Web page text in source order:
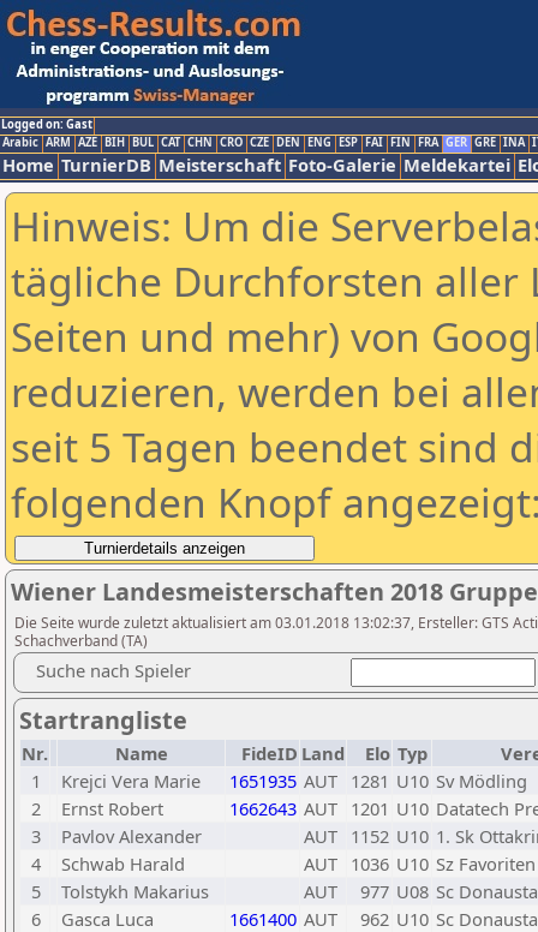
Logged on: Gast
Arabic ARM AZE BIH BUL CAT CHN CRO CZE DEN ENG ESP FAI FIN FRA GER GRE INA
Home TurnierDB Meisterschaft Foto-Galerie Meldekartei
Hinweis: Um die
tägliche Durchforsten aller
Seiten und mehr) von
reduzieren, werden bei
seit 5 Tagen beendet sind
folgenden Knopf
Wiener Landesmeisterschaften 2018
Die Seite wurde zuletzt aktualisiert am 03.01.2018 13:02:37, Ersteller: GTS
Schachverband (TA)
Suche nach Spieler
Startrangliste
Nr. Name FideID Land Elo Typ
1
Krejci Vera Marie 1651935 AUT 1281 U10 Sv Mödling
2
Ernst Robert 1662643 AUT 1201 U10 Datatech
3
Pavlov Alexander AUT 1152 U10 1. Sk
4
Schwab Harald AUT 1036 U10 Sz Favoriten
5
Tolstykh Makarius AUT 977 U08 Sc
6
Gasca Luca 1661400 AUT 962 U10 Sc